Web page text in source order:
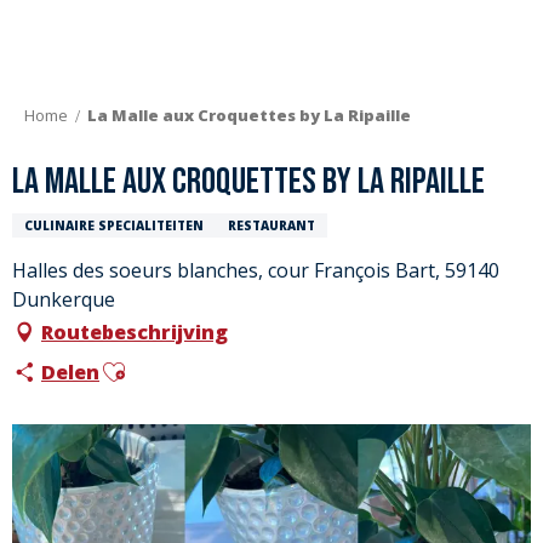
Home La Malle aux Croquettes by La Ripaille
La Malle aux Croquettes by La Ripaille
CULINAIRE SPECIALITEITEN RESTAURANT
Halles des soeurs blanches, cour François Bart, 59140
Dunkerque
Routebeschrijving
DelenAjouter aux favoris